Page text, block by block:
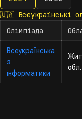
2014
🇺🇦 Всеукраїнські
Олімпіада
Всеукраїнська
з
інформатики
обл.